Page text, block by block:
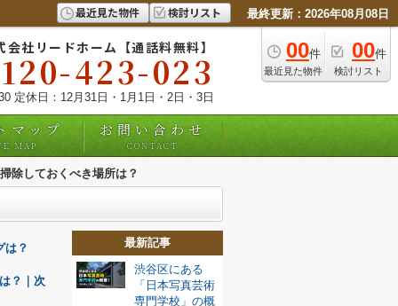
最近見た物件 検討リスト 最終更新：2026年08月08日
00件
最近見た物件
00件
検討リスト
会社リードホーム【通話料無料】
423-023
定休日：12月31日・1月1日・2日・3日
マップ
MAP
お問い合わせ
CONTACT
除しておくべき場所は？
は？
？｜次
最新記事
渋谷区にある
「日本写真芸術
専門学校」の概